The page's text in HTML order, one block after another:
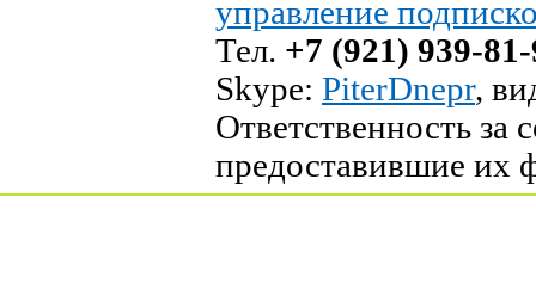
управление
Тел. +7 (921) 939-
Skype: PiterDnepr,
Ответственность за
предоставившие их